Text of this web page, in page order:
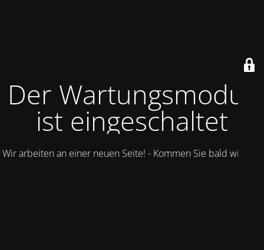
Der Wartungsmodus
ist eingeschaltet
Wir arbeiten an einer neuen Seite! - Kommen Sie bald wieder.